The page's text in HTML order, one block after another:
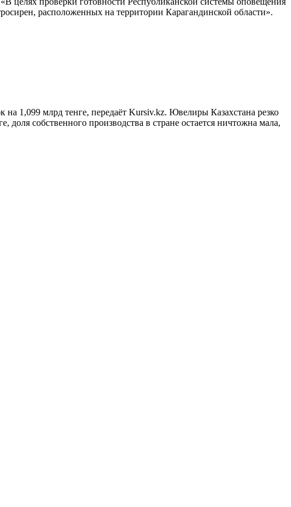
расположенных на территории Карагандинской области».
на 1,099 млрд тенге, передаёт Kursiv.kz. Ювелиры Казахстана резко
собственного производства в стране остается ничтожна мала,